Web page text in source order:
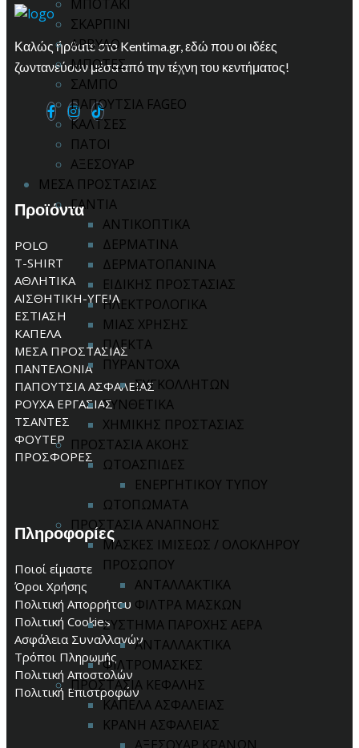
ΜΠΟΤΑΚΙ
ΣΚΑΡΠΙΝΙ
ΑΡΒΥΛΟ
ΜΠΟΤΕΣ
ΣΑΜΠΟ
ΠΑΠΟΥΤΣΙΑ FAGEO
ΚΑΛΤΣΕΣ
ΠΑΤΟΙ
ΑΞΕΣΟΥΑΡ
ΜΕΣΑ ΠΡΟΣΤΑΣΙΑΣ
ΓΑΝΤΙΑ
ΑΝΤΙΚΟΠΤΙΚΑ
ΔΕΡΜΑΤΙΝΑ
ΔΕΡΜΑΤΟΠΑΝΙΝΑ
ΕΙΔΙΚΗΣ ΠΡΟΣΤΑΣΙΑΣ
ΗΛΕΚΤΡΟΛΟΓΙΚΑ
ΜΙΑΣ ΧΡΗΣΗΣ
ΠΛΕΚΤΑ
ΠΥΡΑΝΤΟΧΑ
ΣΥΓΚΟΛΛΗΤΩΝ
ΣΥΝΘΕΤΙΚΑ
ΧΗΜΙΚΗΣ ΠΡΟΣΤΑΣΙΑΣ
ΠΡΟΣΤΑΣΙΑ ΑΚΟΗΣ
ΩΤΟΑΣΠΙΔΕΣ
ΕΝΕΡΓΗΤΙΚΟΥ ΤΥΠΟΥ
ΩΤΟΠΩΜΑΤΑ
ΠΡΟΣΤΑΣΙΑ ΑΝΑΠΝΟΗΣ
ΜΑΣΚΕΣ ΙΜΙΣΕΩΣ / ΟΛΟΚΛΗΡΟΥ
ΠΡΟΣΩΠΟΥ
ΑΝΤΑΛΛΑΚΤΙΚΑ
ΦΙΛΤΡΑ ΜΑΣΚΩΝ
ΣΥΣΤΗΜΑ ΠΑΡΟΧΗΣ ΑΕΡΑ
ΑΝΤΑΛΛΑΚΤΙΚΑ
ΦΙΛΤΡΟΜΑΣΚΕΣ
ΠΡΟΣΤΑΣΙΑ ΚΕΦΑΛΗΣ
ΚΑΠΕΛΑ ΑΣΦΑΛΕΙΑΣ
ΚΡΑΝΗ ΑΣΦΑΛΕΙΑΣ
Καλώς ήρθατε στο Kentima.gr, εδώ που οι ιδέες
ζωντανεύουν μέσα από την τέχνη του κεντήματος!
Προϊόντα
POLO
T-SHIRT
ΑΘΛΗΤΙΚΑ
ΑΙΣΘΗΤΙΚΗ-ΥΓΕΙΑ
ΕΣΤΙΑΣΗ
ΚΑΠΕΛΑ
ΜΕΣΑ ΠΡΟΣΤΑΣΙΑΣ
ΠΑΝΤΕΛΟΝΙΑ
ΠΑΠΟΥΤΣΙΑ ΑΣΦΑΛΕΙΑΣ
ΡΟΥΧΑ ΕΡΓΑΣΙΑΣ
ΤΣΑΝΤΕΣ
ΦΟΥΤΕΡ
ΠΡΟΣΦΟΡΕΣ
Πληροφορίες
Ποιοί είμαστε
Όροι Χρήσης
Πολιτική Απορρήτου
Πολιτική Cookies
Ασφάλεια Συναλλαγών
Τρόποι Πληρωμής
Πολιτική Αποστολών
Πολιτική Επιστροφών